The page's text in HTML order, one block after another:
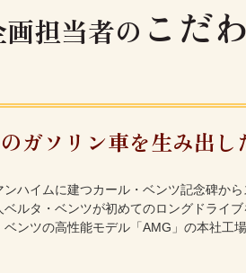
担当者の こだ
ガソリン車を生み出
ハイムに建つカール・ベンツ記念碑か
ルタ・ベンツが初めてのロングドライ
ンツの高性能モデル「AMG」の本社工場